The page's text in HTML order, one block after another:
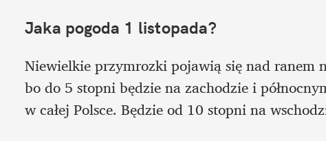
Jaka pogoda 1 listopada?
Niewielkie przymrozki pojawią się nad ranem
bo do 5 stopni będzie na zachodzie i
w całej Polsce. Będzie od 10 stopni na